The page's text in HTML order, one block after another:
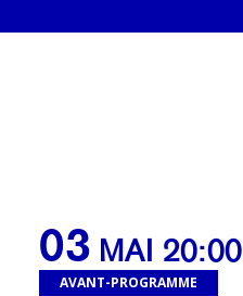
03 MAI 20:00
AVANT-PROGRAMME